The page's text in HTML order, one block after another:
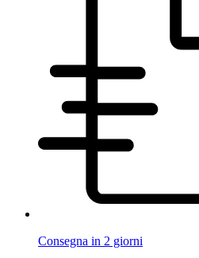
Consegna in 2 giorni